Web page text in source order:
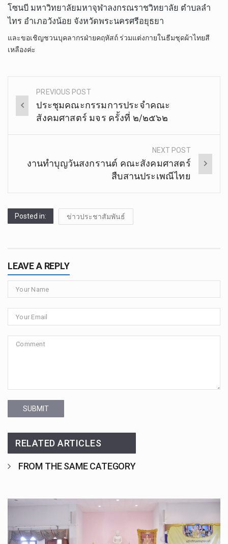
โซน​บี​ มหา​วิทยาลัย​มหา​จุฬา​ลง​ก​รณ​ราช​วิทยาลัย​ ตำบล​ลำ​
ไทร​ อำเภอ​วังน้อย​ จังหวัด​พระนคร​ศรี​อยุธยา
และขอเชิญชวนบุคลากรฝ่ายคฤหัสถ์ ร่วมแต่งกายในธีมชุดผ้าไทยสี
เหลืองค่ะ
Post
navigation
PREVIOUS POST
ประชุมคณะกรรมการประจำคณะ
สังคมศาสตร์ มจร ครั้งที่ ๒/๒๕๖๒
NEXT POST
งานทำบุญวันสงกรานต์ คณะสังคมศาสตร์
สืบสานประเพณีไทย
Posted in: ข่าวประชาสัมพันธ์
LEAVE A REPLY
SUBMIT
RELATED ARTICLES
FROM THE SAME CATEGORY